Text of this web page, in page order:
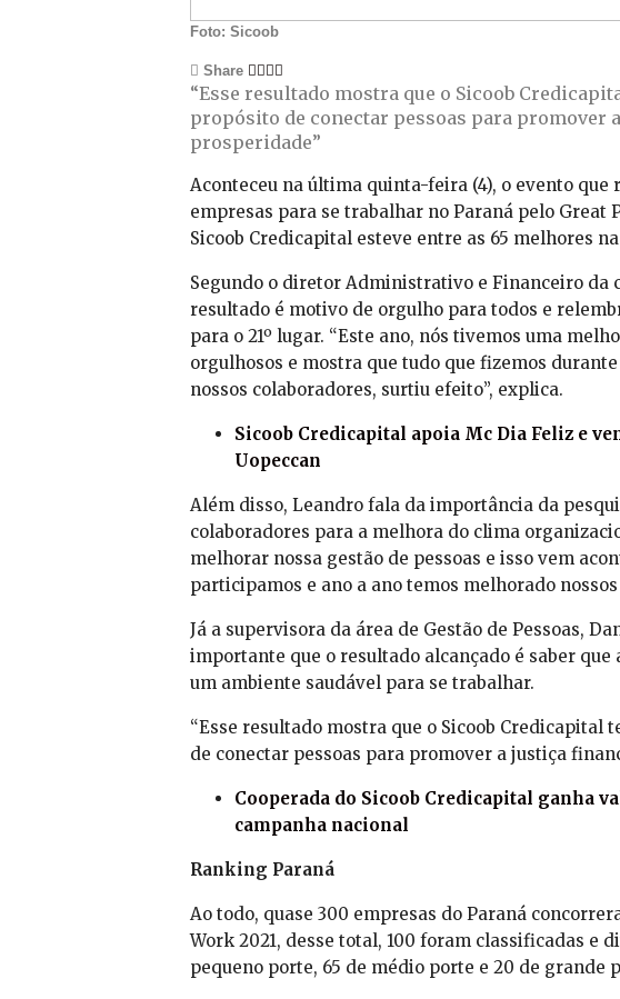
Foto: Sicoob
Share
“Esse resultado mostra que o Sicoob
propósito de conectar pessoas para promover
prosperidade”
Aconteceu na última quinta-feira (4), o evento que
empresas para se trabalhar no Paraná pelo Great
Sicoob Credicapital esteve entre as 65 melhores
Segundo o diretor Administrativo e Financeiro da
resultado é motivo de orgulho para todos e
para o 21º lugar. “Este ano, nós tivemos uma
orgulhosos e mostra que tudo que fizemos
nossos colaboradores, surtiu efeito”, explica.
Sicoob Credicapital apoia Mc Dia Feliz e
Uopeccan
Além disso, Leandro fala da importância da
colaboradores para a melhora do clima
melhorar nossa gestão de pessoas e isso vem
participamos e ano a ano temos melhorado
Já a supervisora da área de Gestão de Pessoas,
importante que o resultado alcançado é saber
um ambiente saudável para se trabalhar.
“Esse resultado mostra que o Sicoob Credicapital
de conectar pessoas para promover a justiça
Cooperada do Sicoob Credicapital ganha
campanha nacional
Ranking Paraná
Ao todo, quase 300 empresas do Paraná
Work 2021, desse total, 100 foram classificadas e
pequeno porte, 65 de médio porte e 20 de grande